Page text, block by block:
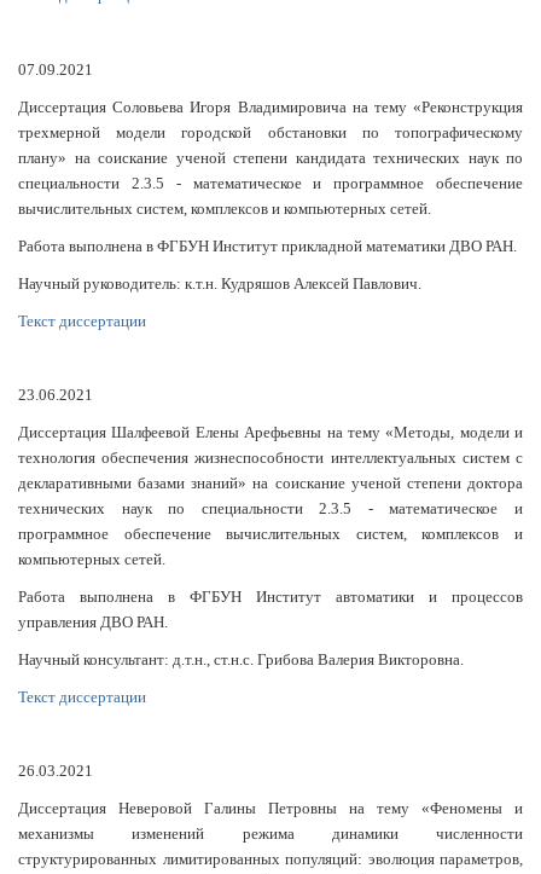
07.09.2021
Диссертация Соловьева Игоря Владимировича на тему «Реконструкция
трехмерной модели городской обстановки по топографическому
плану» на соискание ученой степени кандидата технических наук по
специальности 2.3.5 - математическое и программное обеспечение
вычислительных систем, комплексов и компьютерных сетей.
Работа выполнена в ФГБУН Институт прикладной математики ДВО РАН.
Научный руководитель: к.т.н. Кудряшов Алексей Павлович.
Текст диссертации
23.06.2021
Диссертация Шалфеевой Елены Арефьевны на тему «Методы, модели и
технология обеспечения жизнеспособности интеллектуальных систем с
декларативными базами знаний» на соискание ученой степени доктора
технических наук по специальности 2.3.5 - математическое и
программное обеспечение вычислительных систем, комплексов и
компьютерных сетей.
Работа выполнена в ФГБУН Институт автоматики и процессов
управления ДВО РАН.
Научный консультант: д.т.н., ст.н.с. Грибова Валерия Викторовна.
Текст диссертации
26.03.2021
Диссертация Неверовой Галины Петровны на тему «Феномены и
механизмы изменений режима динамики численности
структурированных лимитированных популяций: эволюция параметров,